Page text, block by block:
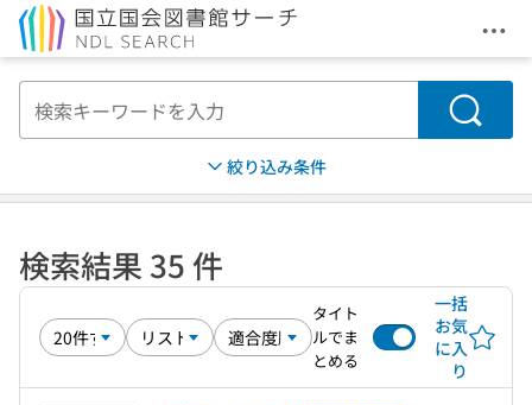
メ
検索
絞り込み条件
検索結果 35 件
タイト
ルでま
とめる
一括
お気
に入
り